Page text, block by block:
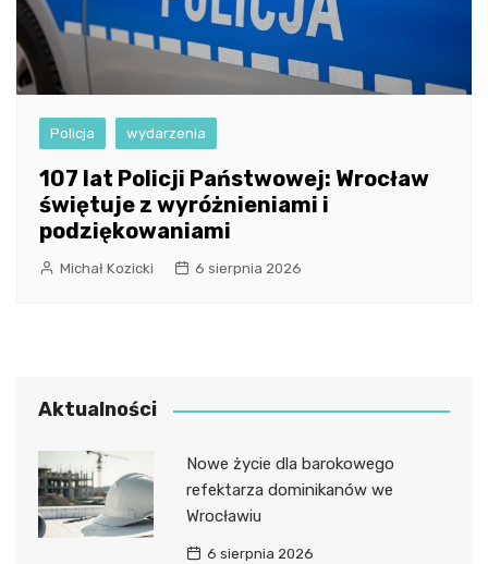
Policja wydarzenia
107 lat Policji Państwowej: Wrocław
świętuje z wyróżnieniami i
podziękowaniami
Michał Kozicki 6 sierpnia 2026
Aktualności
Nowe życie dla barokowego
refektarza dominikanów we
Wrocławiu
6 sierpnia 2026